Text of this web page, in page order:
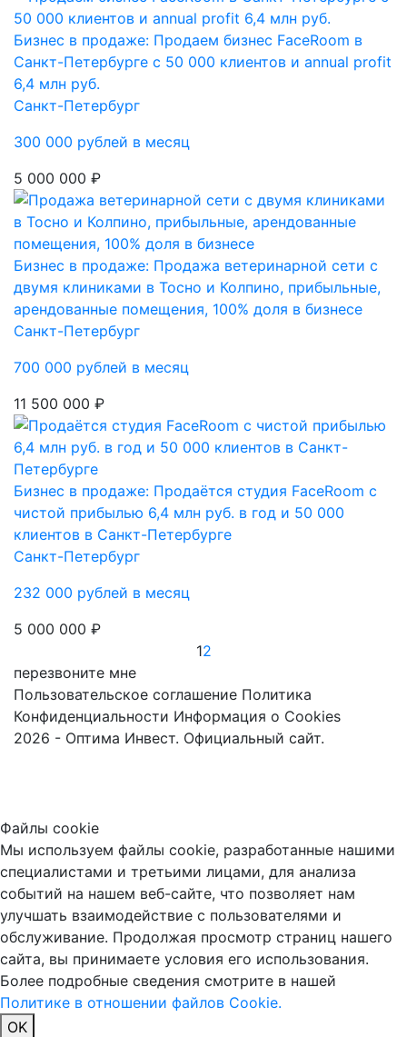
Бизнес в продаже: Продаем бизнес FaceRoom в
Санкт-Петербурге с 50 000 клиентов и annual profit
6,4 млн руб.
Санкт-Петербург
300 000 рублей в месяц
5 000 000 ₽
Бизнес в продаже: Продажа ветеринарной сети с
двумя клиниками в Тосно и Колпино, прибыльные,
арендованные помещения, 100% доля в бизнесе
Санкт-Петербург
700 000 рублей в месяц
11 500 000 ₽
Бизнес в продаже: Продаётся студия FaceRoom с
чистой прибылью 6,4 млн руб. в год и 50 000
клиентов в Санкт-Петербурге
Санкт-Петербург
232 000 рублей в месяц
5 000 000 ₽
12
перезвоните мне
Пользовательское соглашение Политика
Конфиденциальности Информация о Cookies
2026 - Оптима Инвест. Официальный сайт.
Файлы cookie
Мы используем файлы cookie, разработанные нашими
специалистами и третьими лицами, для анализа
событий на нашем веб-сайте, что позволяет нам
улучшать взаимодействие с пользователями и
обслуживание. Продолжая просмотр страниц нашего
сайта, вы принимаете условия его использования.
Более подробные сведения смотрите в нашей
Политике в отношении файлов Cookie.
OK